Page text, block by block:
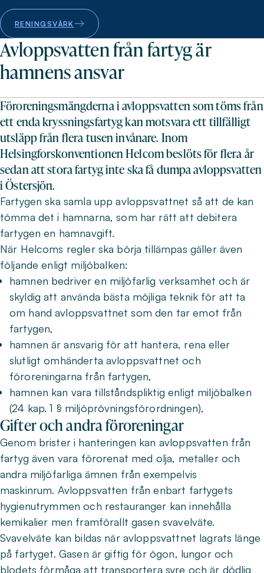
RENINGSVÄRK
Avloppsvatten från fartyg är
hamnens ansvar
Föroreningsmängderna i avloppsvatten som töms från
ett enda kryssningsfartyg kan motsvara ett tillfälligt
utsläpp från flera tusen invånare. Inom
Helsingforskonventionen Helcom beslöts för flera år
sedan att stora fartyg inte ska få dumpa avloppsvatten
i Östersjön.
Fartygen ska samla upp avloppsvattnet så att de kan
tömma det i hamnarna, som har rätt att debitera
fartygen en hamnavgift.
När Helcoms regler ska börja tillämpas gäller även
följande enligt miljöbalken:
hamnen bedriver en miljöfarlig verksamhet och är
skyldig att använda bästa möjliga teknik för att ta
om hand avloppsvattnet som den tar emot från
fartygen,
hamnen är ansvarig för att hantera, rena eller
slutligt omhänderta avloppsvattnet och
föroreningarna från fartygen,
hamnen kan vara tillståndspliktig enligt miljöbalken
(24 kap. 1 § miljöprövningsförordningen),
Gifter och andra föroreningar
Genom brister i hanteringen kan avloppsvatten från
fartyg även vara förorenat med olja, metaller och
andra miljöfarliga ämnen från exempelvis
maskinrum. Avloppsvatten från enbart fartygets
hygienutrymmen och restauranger kan innehålla
kemikalier men framförallt gasen svavelväte.
Svavelväte kan bildas när avloppsvattnet lagrats länge
på fartyget. Gasen är giftig för ögon, lungor och
blodets förmåga att transportera syre och är dödlig